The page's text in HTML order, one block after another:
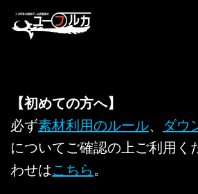
へ
キ
ッ
【初めての方へ】
必ず素材利用のルール、 ダウ
についてご確認の上ご利用く
わせはこちら 。